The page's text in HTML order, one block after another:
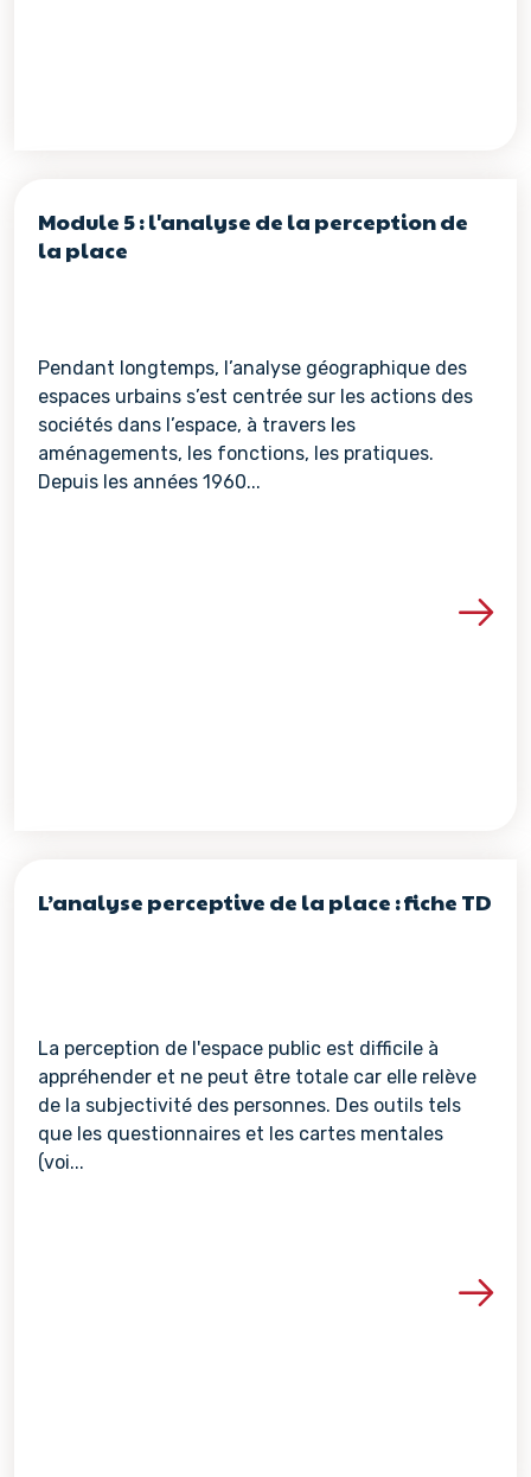
Module 5 : l'analyse de la perception de
la place
Pendant longtemps, l’analyse géographique des
espaces urbains s’est centrée sur les actions des
sociétés dans l’espace, à travers les
aménagements, les fonctions, les pratiques.
Depuis les années 1960...
Voir les détails de la
L’analyse perceptive de la place : fiche TD
La perception de l'espace public est difficile à
appréhender et ne peut être totale car elle relève
de la subjectivité des personnes. Des outils tels
que les questionnaires et les cartes mentales
(voi...
Voir les détails de la